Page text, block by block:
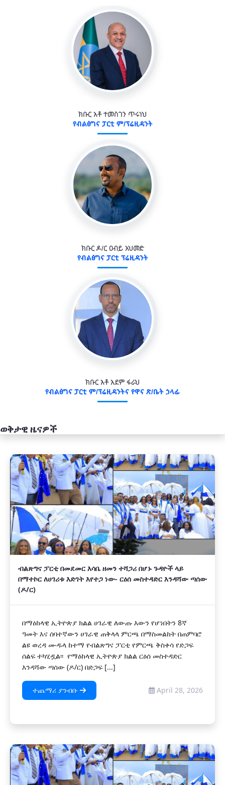
ክቡር አቶ ተመስገን ጥሩነህ
የብልፅግና ፓርቲ ም/ፕሬዚዳንት
ክቡር ዶ/ር ዐብይ አህመድ
የብልፅግና ፓርቲ ፕሬዚዳንት
ክቡር አቶ አደም ፋራህ
የብልፅግና ፓርቲ ም/ፕሬዚዳንትና የዋና ጽ/ቤት ኃላፊ
ወቅታዊ ዜናዎች
አዲስ
ብልጽግና ፓርቲ በመደመር እሳቤ ዘመን ተሻጋሪ በሆኑ ጉዳዮች ላይ
በማተኮር ለሀገሪቱ እድገት እየተጋ ነው- ርዕሰ መስተዳድር እንዳሻው ጣሰው
(ዶ/ር)
በማዕከላዊ ኢትዮጵያ ክልል ሀገራዊ ለውጡ እውን የሆነበትን 8ኛ
ዓመት እና ሰባተኛውን ሀገራዊ ጠቅላላ ምርጫ በማስመልከት በጠምባሮ
ልዩ ወረዳ ሙዱላ ከተማ የብልጽግና ፓርቲ የምርጫ ቅስቀሳ የድጋፍ
ሰልፍ ተካሂዷል፡፡ የማዕከላዊ ኢትዮጵያ ክልል ርዕሰ መስተዳድር
እንዳሻው ጣሰው (ዶ/ር) በድጋፍ [...]
ተጨማሪ ያንብቡ April 28, 2026